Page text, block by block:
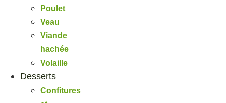
Poulet
Veau
Viande
hachée
Volaille
Desserts
Confitures